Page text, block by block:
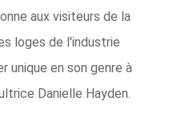
aux visiteurs de la
loges de l'industrie
unique en son genre à
Danielle Hayden.